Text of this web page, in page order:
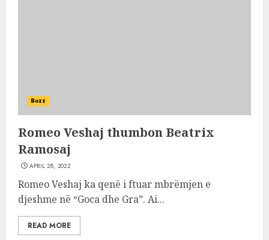
Buzz
Romeo Veshaj thumbon Beatrix
Ramosaj
APRIL 28, 2022
Romeo Veshaj ka qenë i ftuar mbrëmjen e
djeshme në “Goca dhe Gra”. Ai...
READ MORE